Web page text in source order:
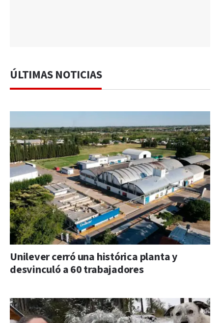
ÚLTIMAS NOTICIAS
Unilever cerró una histórica planta y
desvinculó a 60 trabajadores